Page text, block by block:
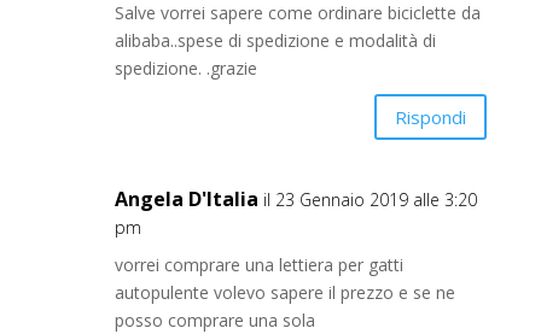
Salve vorrei sapere come ordinare biciclette da
alibaba..spese di spedizione e modalità di
spedizione. .grazie
Rispondi
Angela D'Italia il 23 Gennaio 2019 alle 3:20
pm
vorrei comprare una lettiera per gatti
autopulente volevo sapere il prezzo e se ne
posso comprare una sola